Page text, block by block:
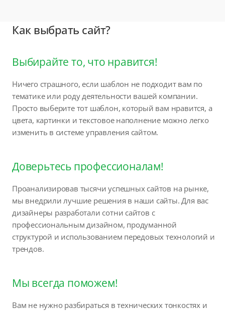
Как выбрать сайт?
Выбирайте то, что нравится!
Ничего страшного, если шаблон не подходит вам по
тематике или роду деятельности вашей компании.
Просто выберите тот шаблон, который вам нравится, а
цвета, картинки и текстовое наполнение можно легко
изменить в системе управления сайтом.
Доверьтесь профессионалам!
Проанализировав тысячи успешных сайтов на рынке,
мы внедрили лучшие решения в наши сайты. Для вас
дизайнеры разработали сотни сайтов с
профессиональным дизайном, продуманной
структурой и использованием передовых технологий и
трендов.
Мы всегда поможем!
Вам не нужно разбираться в технических тонкостях и